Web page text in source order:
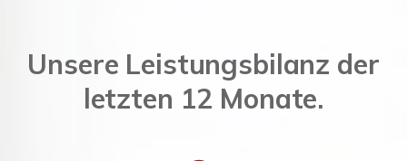
Unsere Leistungsbilanz der
letzten 12 Monate.